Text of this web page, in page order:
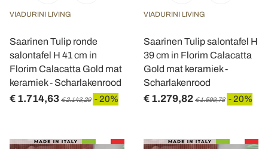
informazioni sul modo in cui utilizza il nostro sito con i
pubblicità e social media, i quali potrebbero combinarle
con altre informazioni che ha fornito loro o che hanno
raccolto dal suo utilizzo dei loro servizi.
VIADURINI LIVING
Saarinen Tulip ronde
salontafel H 41 cm in
Florim Calacatta Gold mat
keramiek - Scharlakenrood
€ 1.714,63 € 2.143,29 - 20%
VIADURINI LIVING
Saarinen Tulip salontafel H
39 cm in Florim Calacatta
Gold mat keramiek -
Scharlakenrood
€ 1.279,82 € 1.599,78 - 20%